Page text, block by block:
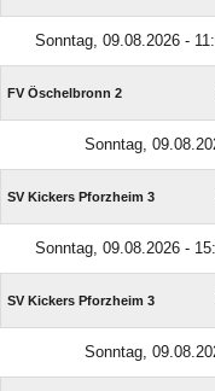
Sonntag, 09.08.2026 -
FV Öschelbronn 2
Sonntag,
SV Kickers Pforzheim 3
Sonntag, 09.08.2026 -
SV Kickers Pforzheim 3
Sonntag,